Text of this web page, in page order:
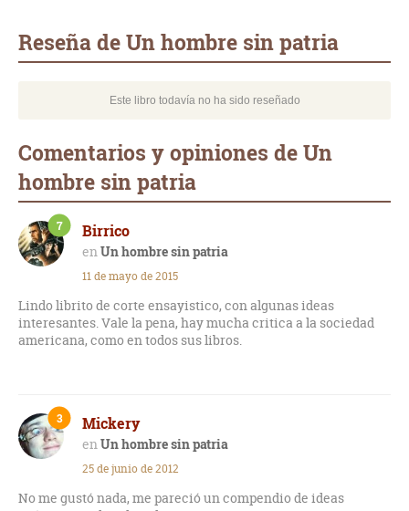
Reseña de Un hombre sin patria
Este libro todavía no ha sido reseñado
Comentarios y opiniones de Un
hombre sin patria
Birrico
Un hombre sin patria
7
11 de mayo de 2015
Lindo librito de corte ensayistico, con algunas ideas
interesantes. Vale la pena, hay mucha critica a la sociedad
americana, como en todos sus libros.
Mickery
Un hombre sin patria
3
25 de junio de 2012
No me gustó nada, me pareció un compendio de ideas